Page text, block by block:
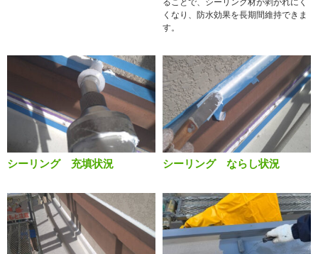
ることで、シーリング材が剥がれにく
くなり、防水効果を長期間維持できま
す。
シーリング 充填状況 シーリング ならし状況